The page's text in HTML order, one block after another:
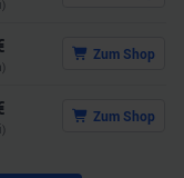
Zum Shop
Zum Shop